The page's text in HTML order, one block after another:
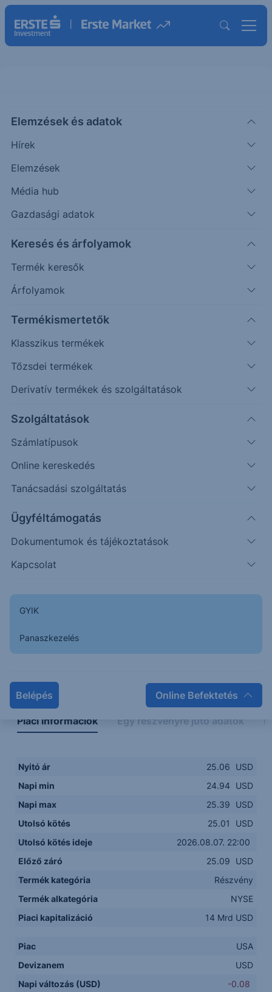
Elemzések és adatok
Hírek
Elemzések
Média hub
Gazdasági adatok
Keresés és árfolyamok
Termék keresők
Árfolyamok
Termékismertetők
Klasszikus termékek
Tőzsdei termékek
Derivatív termékek és szolgáltatások
Szolgáltatások
Számlatípusok
Online kereskedés
Tanácsadási szolgáltatás
Ügyféltámogatás
Dokumentumok és tájékoztatások
Kapcsolat
GYIK
Panaszkezelés
Belépés Online Befektetés
HRL(USA)
HORMEL FOODS ORD
25.01
Időpont: 26.08.07. 22:00
Előző záró:
25.09
Árfolyamértesítő rögzítése
További információk kérése
24.9000
25.0000
25.1000
25.3000
25.4000
Napon belüli Historikus
Piaci információk Egy részvényre jutó adatok
Nyitó ár 25.06
USD
Napi min
24.94
USD
Napi max
25.39
USD
Utolsó kötés
25.01
USD
Utolsó kötés ideje
2026.08.07. 22:00
Előző záró
25.09
USD
Termék kategória
Részvény
Termék alkategória
NYSE
Piaci kapitalizáció
14 Mrd USD
Piac
USA
Devizanem
USD
Napi változás (USD)
-0.08